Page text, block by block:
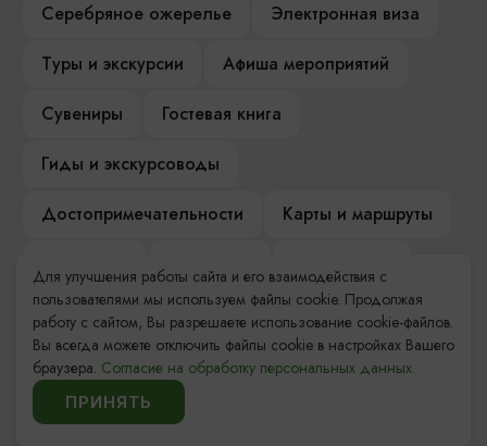
Серебряное ожерелье
Электронная виза
Туры и экскурсии
Афиша мероприятий
Сувениры
Гостевая книга
Гиды и экскурсоводы
Достопримечательности
Карты и маршруты
Компас Балтийской кухни
Настоящий Калининградец
Музеи
Для улучшения работы сайта и его взаимодействия с
пользователями мы используем файлы cookie. Продолжая
работу с сайтом, Вы разрешаете использование cookie-файлов.
Вы всегда можете отключить файлы cookie в настройках Вашего
браузера. Согласие на обработку персональных данных.
ПРИНЯТЬ